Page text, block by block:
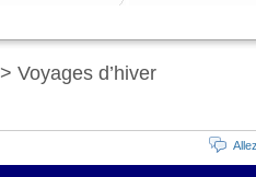
> Voyages d’hiver